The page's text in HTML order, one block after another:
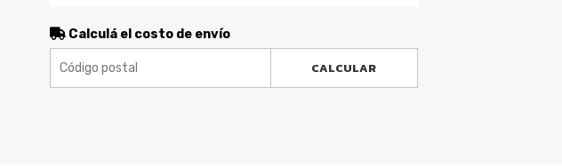
Calculá el costo de envío
CALCULAR